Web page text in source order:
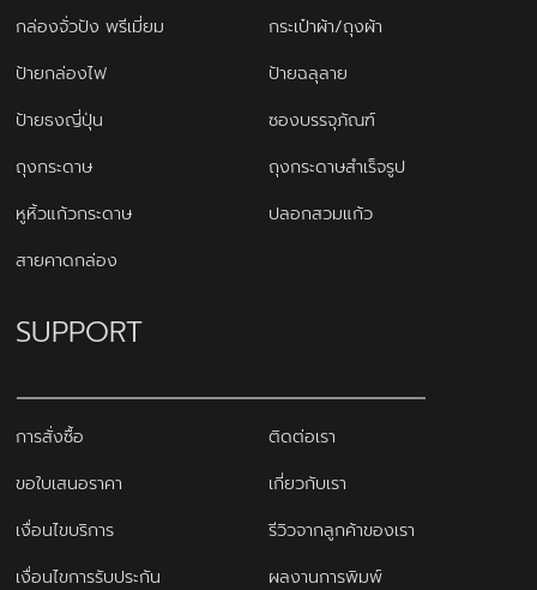
กล่องจั่วปัง พรีเมี่ยม
กระเป๋าผ้า/ถุงผ้า
ป้ายกล่องไฟ
ป้ายฉลุลาย
ป้ายธงญี่ปุ่น
ซองบรรจุภัณฑ์
ถุงกระดาษ
ถุงกระดาษสำเร็จรูป
หูหิ้วแก้วกระดาษ
ปลอกสวมแก้ว
สายคาดกล่อง
SUPPORT
การสั่งซื้อ
ติดต่อเรา
ขอใบเสนอราคา
เกี่ยวกับเรา
เงื่อนไขบริการ
รีวิวจากลูกค้าของเรา
เงื่อนไขการรับประกัน
ผลงานการพิมพ์